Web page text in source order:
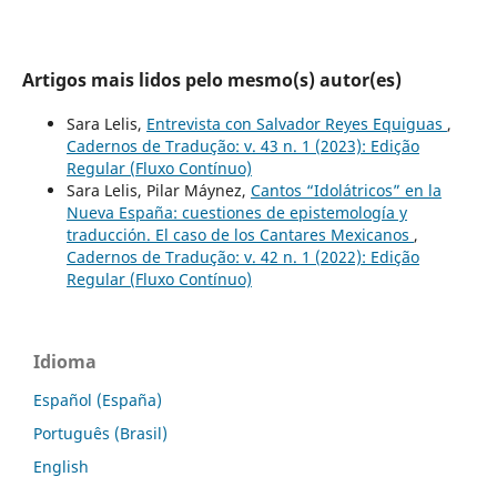
Artigos mais lidos pelo mesmo(s) autor(es)
Sara Lelis, Entrevista con Salvador Reyes Equiguas ,
Cadernos de Tradução: v. 43 n. 1 (2023): Edição
Regular (Fluxo Contínuo)
Sara Lelis, Pilar Máynez, Cantos “Idolátricos” en la
Nueva España: cuestiones de epistemología y
traducción. El caso de los Cantares Mexicanos ,
Cadernos de Tradução: v. 42 n. 1 (2022): Edição
Regular (Fluxo Contínuo)
Idioma
Español (España)
Português (Brasil)
English